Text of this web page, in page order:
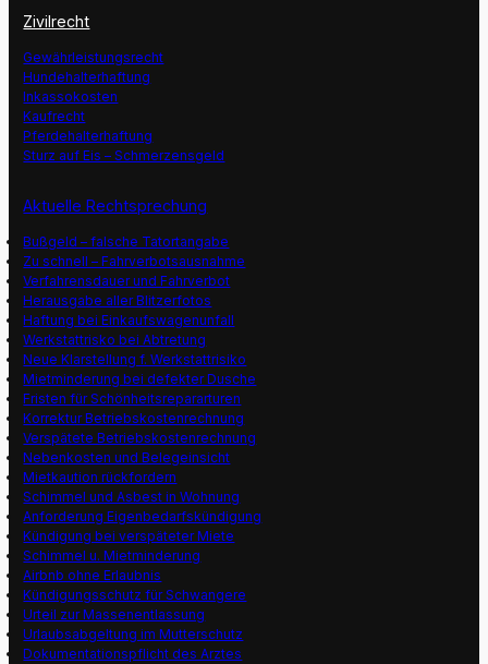
Zivilrecht
Gewährleistungsrecht
Hundehalterhaftung
Inkassokosten
Kaufrecht
Pferdehalterhaftung
Sturz auf Eis – Schmerzensgeld
Aktuelle Rechtsprechung
Bußgeld – falsche Tatortangabe
Zu schnell – Fahrverbotsausnahme
Verfahrensdauer und Fahrverbot
Herausgabe aller Blitzerfotos
Haftung bei Einkaufswagenunfall
Werkstattrisko bei Abtretung
Neue Klarstellung f. Werkstattrisiko
Mietminderung bei defekter Dusche
Fristen für Schönheitsrepararturen
Korrektur Betriebskostenrechnung
Verspätete Betriebskostenrechnung
Nebenkosten und Belegeinsicht
Mietkaution rückfordern
Schimmel und Asbest in Wohnung
Anforderung Eigenbedarfskündigung
Kündigung bei verspäteter Miete
Schimmel u. Mietminderung
Airbnb ohne Erlaubnis
Kündigungsschutz für Schwangere
Urteil zur Massenentlassung
Urlaubsabgeltung im Mutterschutz
Dokumentationspflicht des Arztes